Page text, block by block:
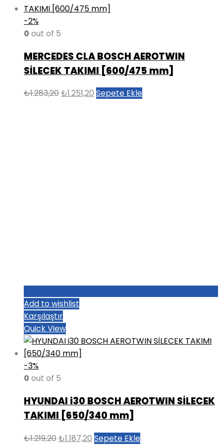
-2%
0 out of 5
MERCEDES CLA BOSCH AEROTWIN
SİLECEK TAKIMI [600/475 mm]
₺1.283,20Orijinal
₺1.251,20 Şu
Sepete Ekle
Add to wishlist
Karşılaştır
Quick View
-3%
0 out of 5
HYUNDAI i30 BOSCH AEROTWIN SİLECEK
TAKIMI [650/340 mm]
₺1.219,20Orijinal
₺1.187,20 Şu
Sepete Ekle